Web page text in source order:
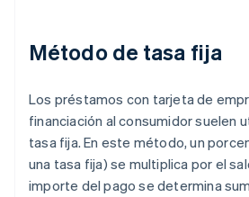
Método de tasa fija
Los préstamos con tarjeta de
financiación al consumidor suelen
tasa fija. En este método, un
una tasa fija) se multiplica por el
importe del pago se determina